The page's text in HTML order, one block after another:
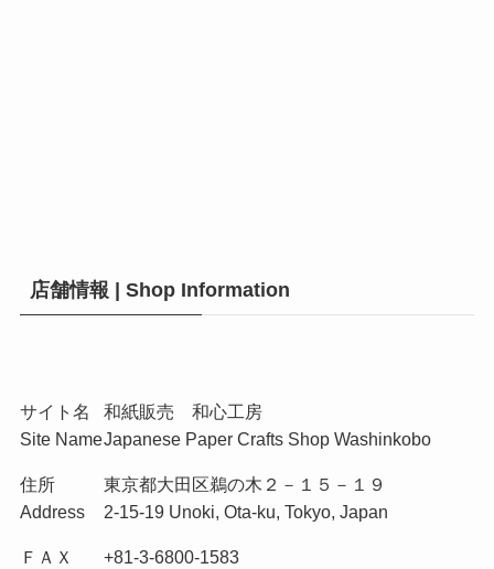
店舗情報 | Shop Information
サイト名
Site Name
和紙販売 和心工房
Japanese Paper Crafts Shop Washinkobo
住所
Address
東京都大田区鵜の木２－１５－１９
2-15-19 Unoki, Ota-ku, Tokyo, Japan
ＦＡＸ +81-3-6800-1583